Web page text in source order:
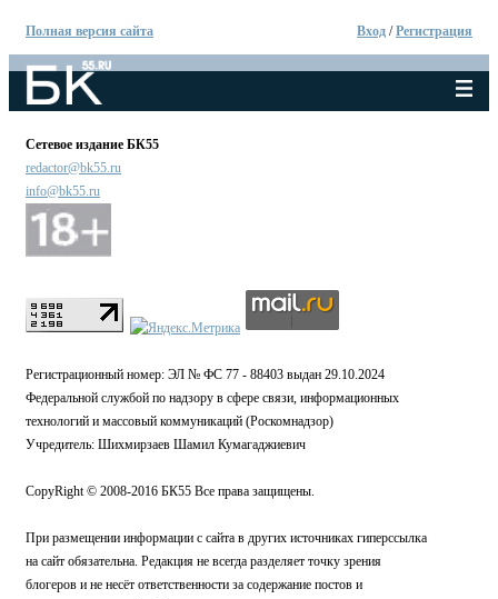
Полная версия сайта Вход /Регистрация
Сетевое издание БК55
redactor@bk55.ru
info@bk55.ru
Регистрационный номер: ЭЛ № ФС 77 - 88403 выдан 29.10.2024
Федеральной службой по надзору в сфере связи, информационных
технологий и массовый коммуникаций (Роскомнадзор)
Учредитель: Шихмирзаев Шамил Кумагаджиевич
CopyRight © 2008-2016 БК55 Все права защищены.
При размещении информации с сайта в других источниках гиперссылка
на сайт обязательна. Редакция не всегда разделяет точку зрения
блогеров и не несёт ответственности за содержание постов и